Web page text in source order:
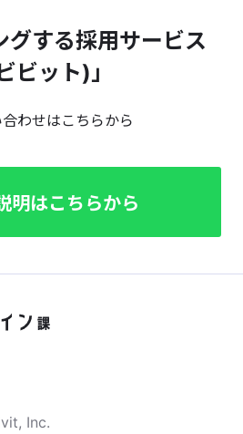
グする採用サービス
ビット)」
わせはこちらから
明はこちらから
Inc.